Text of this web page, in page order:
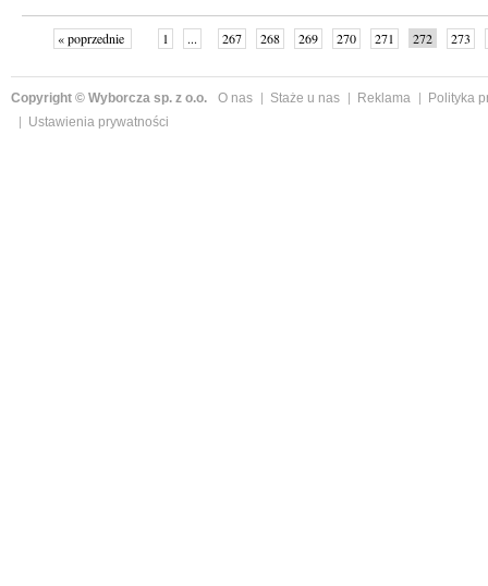
« poprzednie 1 ... 267 268 269 270 271 272
273
Copyright © Wyborcza sp. z o.o. O nas Staże u nas Reklama
Polityka
Ustawienia prywatności